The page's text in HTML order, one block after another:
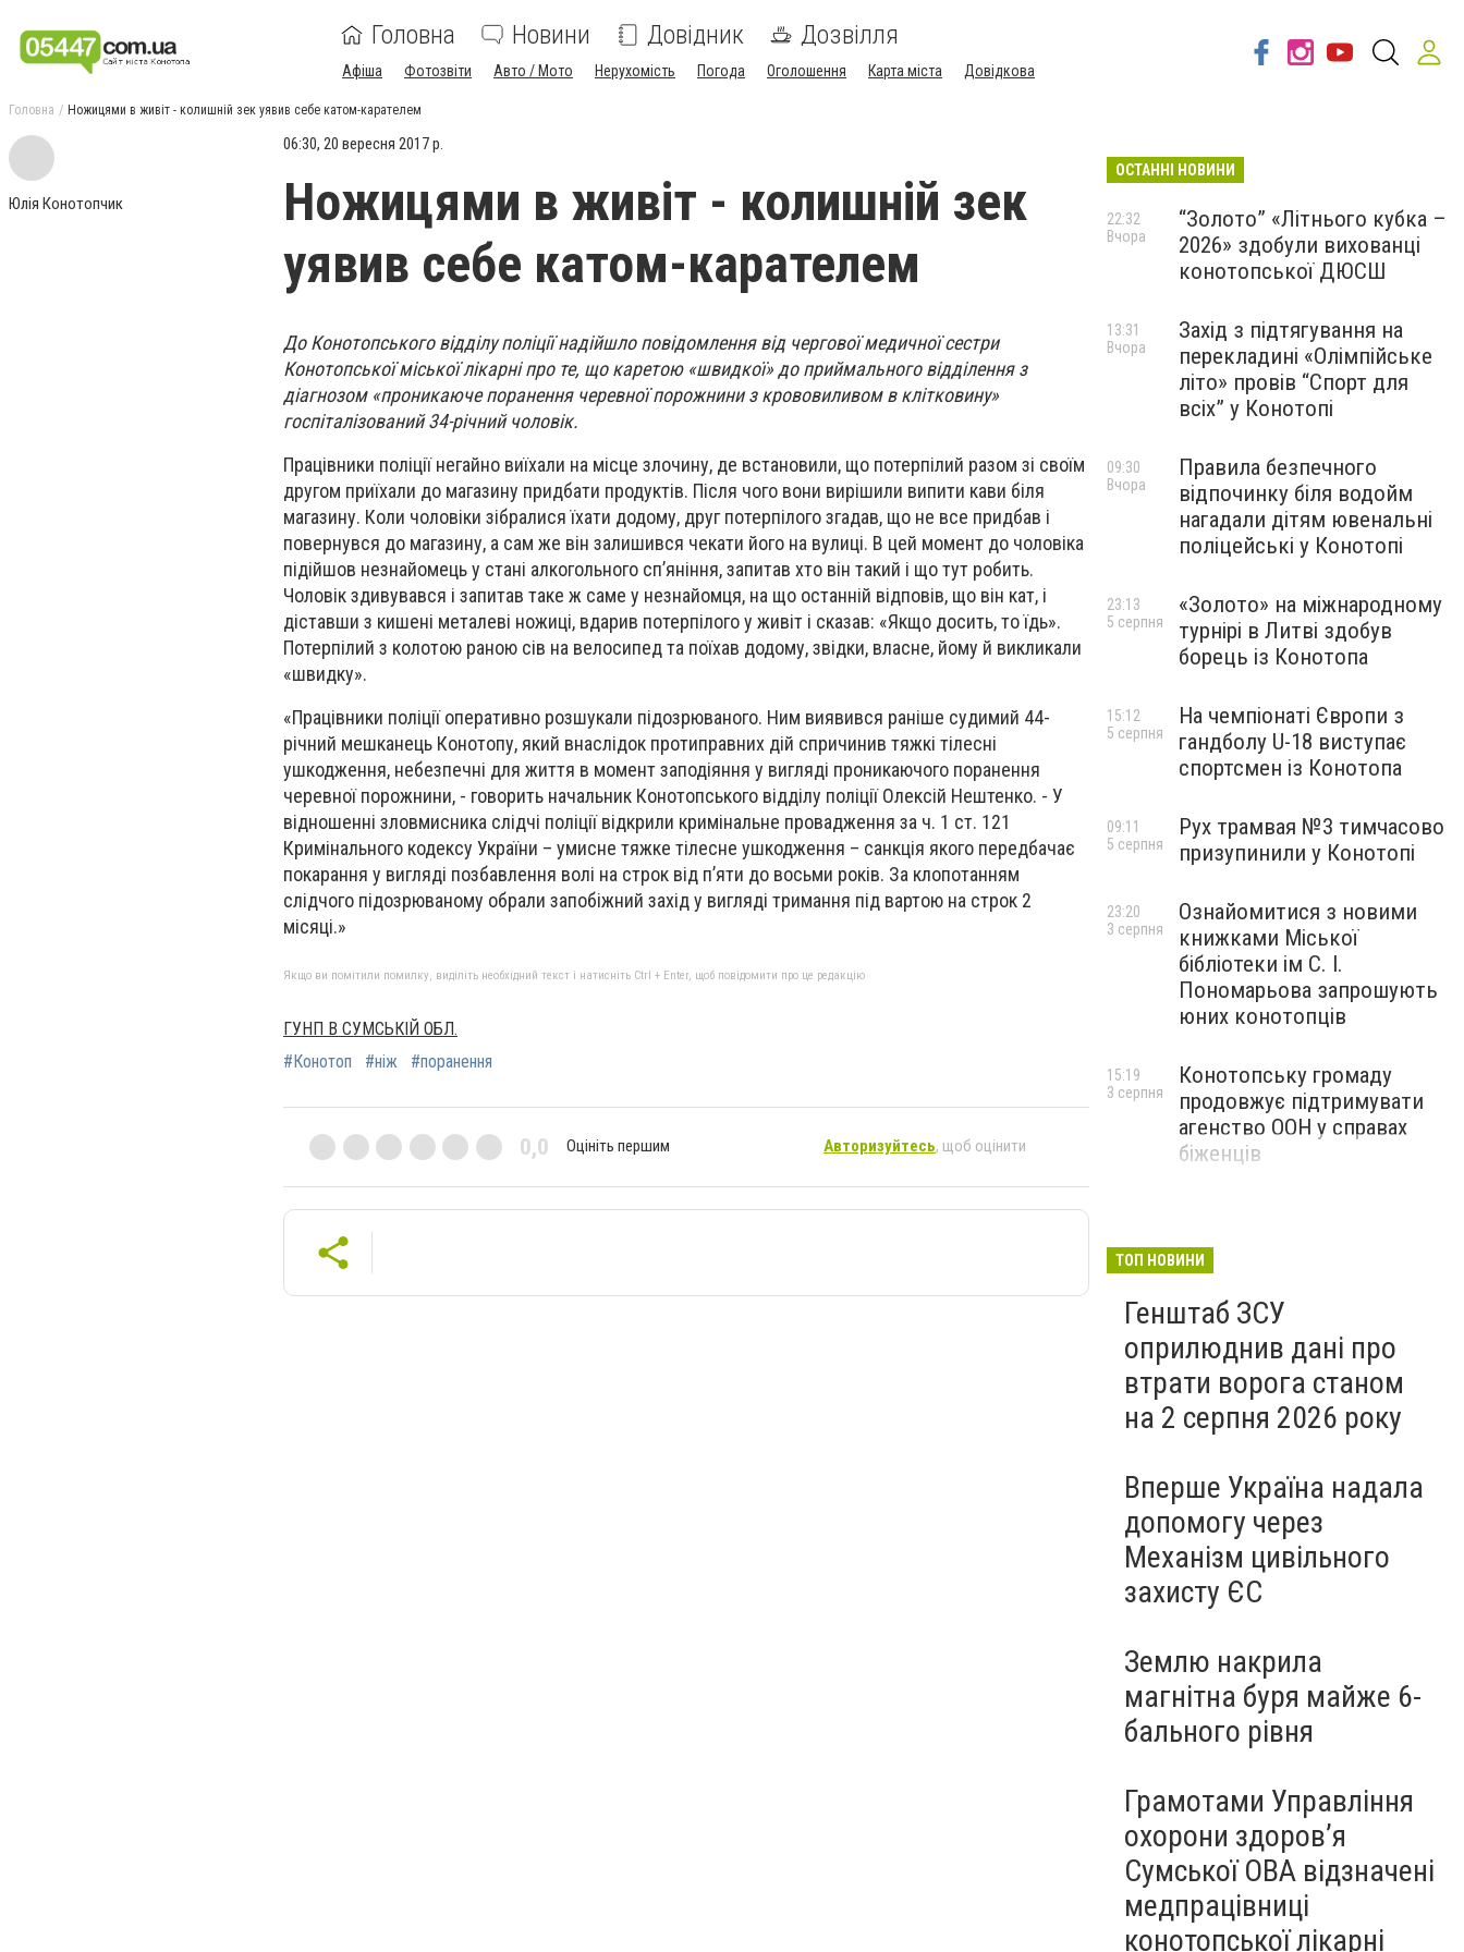
Головна Новини Довідник Дозвілля
Афіша Фотозвіти Авто / Мото Нерухомість Погода Оголошення Карта міста Довідкова
Головна Ножицями в живіт - колишній зек уявив себе катом-карателем
Юлія Конотопчик
06:30, 20 вересня 2017 р.
Ножицями в живіт - колишній зек
уявив себе катом-карателем
До Конотопського відділу поліції надійшло повідомлення від чергової медичної сестри
Конотопської міської лікарні про те, що каретою «швидкої» до приймального відділення з
діагнозом «проникаюче поранення черевної порожнини з крововиливом в клітковину»
госпіталізований 34-річний чоловік.
Працівники поліції негайно виїхали на місце злочину, де встановили, що потерпілий разом зі своїм
другом приїхали до магазину придбати продуктів. Після чого вони вирішили випити кави біля
магазину. Коли чоловіки зібралися їхати додому, друг потерпілого згадав, що не все придбав і
повернувся до магазину, а сам же він залишився чекати його на вулиці. В цей момент до чоловіка
підійшов незнайомець у стані алкогольного сп’яніння, запитав хто він такий і що тут робить.
Чоловік здивувався і запитав таке ж саме у незнайомця, на що останній відповів, що він кат, і
діставши з кишені металеві ножиці, вдарив потерпілого у живіт і сказав: «Якщо досить, то їдь».
Потерпілий з колотою раною сів на велосипед та поїхав додому, звідки, власне, йому й викликали
«швидку».
«Працівники поліції оперативно розшукали підозрюваного. Ним виявився раніше судимий 44-
річний мешканець Конотопу, який внаслідок протиправних дій спричинив тяжкі тілесні
ушкодження, небезпечні для життя в момент заподіяння у вигляді проникаючого поранення
черевної порожнини, - говорить начальник Конотопського відділу поліції Олексій Нештенко. - У
відношенні зловмисника слідчі поліції відкрили кримінальне провадження за ч. 1 ст. 121
Кримінального кодексу України – умисне тяжке тілесне ушкодження – санкція якого передбачає
покарання у вигляді позбавлення волі на строк від п’яти до восьми років. За клопотанням
слідчого підозрюваному обрали запобіжний захід у вигляді тримання під вартою на строк 2
місяці.»
Якщо ви помітили помилку, виділіть необхідний текст і натисніть Ctrl + Enter, щоб повідомити про це редакцію
ГУНП В СУМСЬКІЙ ОБЛ.
#Конотоп
#ніж #поранення
0,0 Оцініть першим Авторизуйтесь, щоб оцінити
ОСТАННІ НОВИНИ
“Золото” «Літнього кубка –
2026» здобули вихованці
конотопської ДЮСШ
22:32
Вчора
Захід з підтягування на
перекладині «Олімпійське
літо» провів “Спорт для
всіх” у Конотопі
13:31
Вчора
Правила безпечного
відпочинку біля водойм
нагадали дітям ювенальні
поліцейські у Конотопі
09:30
Вчора
«Золото» на міжнародному
турнірі в Литві здобув
борець із Конотопа
23:13
5 серпня
На чемпіонаті Європи з
гандболу U-18 виступає
спортсмен із Конотопа
15:12
5 серпня
Рух трамвая №3 тимчасово
призупинили у Конотопі
09:11
5 серпня
Ознайомитися з новими
книжками Міської
бібліотеки ім С. І.
Пономарьова запрошують
юних конотопців
23:20
3 серпня
Конотопську громаду
продовжує підтримувати
агенство ООН у справах
біженців
15:19
3 серпня
ТОП НОВИНИ
Генштаб ЗСУ
оприлюднив дані про
втрати ворога станом
на 2 серпня 2026 року
Вперше Україна надала
допомогу через
Механізм цивільного
захисту ЄС
Землю накрила
магнітна буря майже 6-
бального рівня
Грамотами Управління
охорони здоров’я
Сумської ОВА відзначені
медпрацівниці
конотопської лікарні